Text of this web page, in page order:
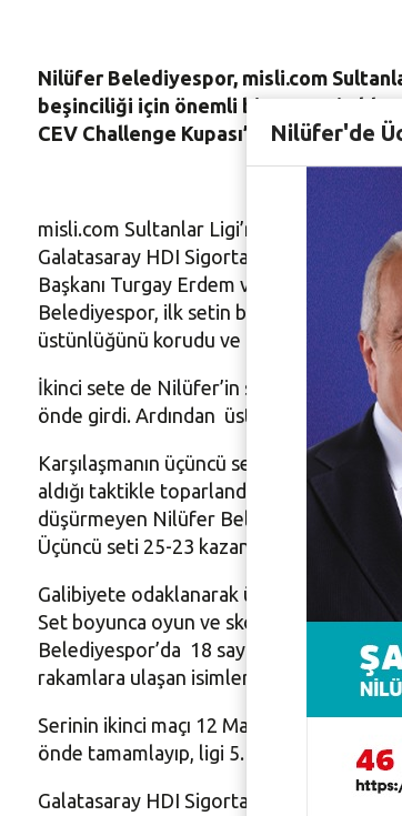
Nilüfer Belediyespor, misli.com
beşinciliği için önemli bir avantaj elde
CEV Challenge Kupası’na katılma
misli.com Sultanlar Ligi’nin güçlü
Galatasaray HDI Sigorta ile eşleşen
Başkanı Turgay Erdem ve Nilüfer
Belediyespor, ilk setin başlarında 14-4
üstünlüğünü korudu ve ilk seti 25-20
İkinci sete de Nilüfer’in sultanları etkili
önde girdi. Ardından üst üste bulduğu
Karşılaşmanın üçüncü setinde büyük
aldığı taktikle toparlandı. Savunmada
düşürmeyen Nilüfer Belediyespor, 23-20
Üçüncü seti 25-23 kazanan Galatasaray,
Galibiyete odaklanarak üçüncü setin
Set boyunca oyun ve skor üstünlüğünü
Belediyespor’da 18 sayıyla Brooke,
rakamlara ulaşan isimler oldu.
Serinin ikinci maçı 12 Mayıs Cuma günü
önde tamamlayıp, ligi 5. sırada bitirme
Galatasaray HDI Sigorta’nın galibiyeti ve
Nilüfer'de